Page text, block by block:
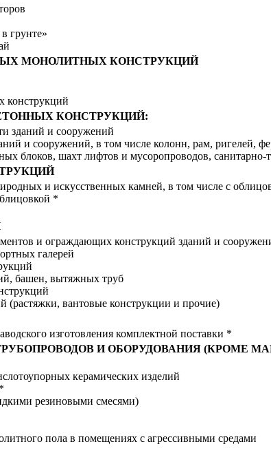
грунте»
МОНОЛИТНЫХ КОНСТРУКЦИЙ
конструкций
КОНСТРУКЦИЙ:
зданий и сооружений
и сооружений, в том числе колонн, рам, ригелей,
блоков, шахт лифтов и мусоропроводов, санитарно-
и искусственных камней, в том числе с
*
и ограждающих конструкций зданий и
галерей
башен, вытяжных труб
вантовые конструкции и прочие)
изготовления комплектной поставки *
И ОБОРУДОВАНИЯ (КРОМЕ
керамических изделий
резиновыми смесями)
пола в помещениях с агрессивными средами